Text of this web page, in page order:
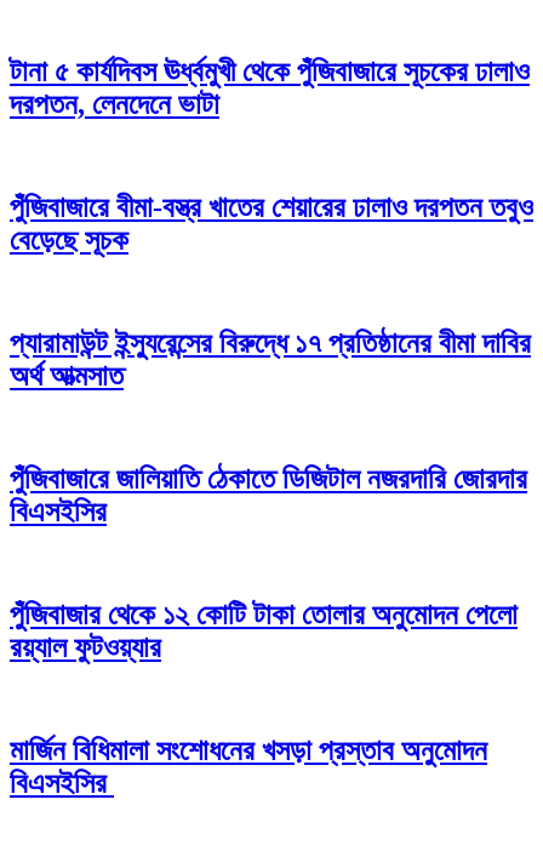
টানা ৫ কার্যদিবস ঊর্ধ্বমুখী থেকে পুঁজিবাজারে সূচকের ঢালাও
দরপতন, লেনদেনে ভাটা
পুঁজিবাজারে বীমা-বস্ত্র খাতের শেয়ারের ঢালাও দরপতন তবুও
বেড়েছে সূচক
প্যারামাউন্ট ইন্স্যুরেন্সের বিরুদ্ধে ১৭ প্রতিষ্ঠানের বীমা দাবির
অর্থ আত্মসাত
পুঁজিবাজারে জালিয়াতি ঠেকাতে ডিজিটাল নজরদারি জোরদার
বিএসইসির
পুঁজিবাজার থেকে ১২ কোটি টাকা তোলার অনুমোদন পেলো
রয়্যাল ফুটওয়্যার
মার্জিন বিধিমালা সংশোধনের খসড়া প্রস্তাব অনুমোদন
বিএসইসির